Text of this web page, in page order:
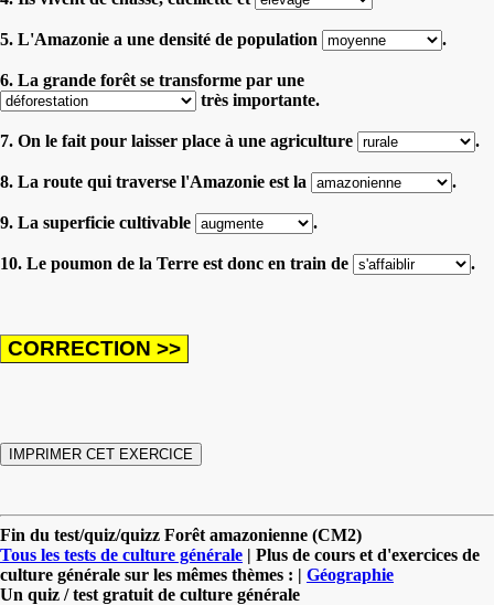
5. L'Amazonie a une densité de population .
6. La grande forêt se transforme par une
très importante.
7. On le fait pour laisser place à une agriculture .
8. La route qui traverse l'Amazonie est la .
9. La superficie cultivable .
10. Le poumon de la Terre est donc en train de .
Fin du test/quiz/quizz Forêt amazonienne (CM2)
Tous les tests de culture générale | Plus de cours et d'exercices de
culture générale sur les mêmes thèmes : | Géographie
Un quiz / test gratuit de culture générale